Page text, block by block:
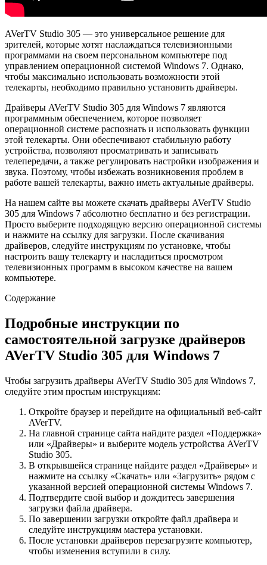
AVerTV Studio 305 — это универсальное решение для
зрителей, которые хотят наслаждаться телевизионными
программами на своем персональном компьютере под
управлением операционной системой Windows 7. Однако,
чтобы максимально использовать возможности этой
телекарты, необходимо правильно установить драйверы.
Драйверы AVerTV Studio 305 для Windows 7 являются
программным обеспечением, которое позволяет
операционной системе распознать и использовать функции
этой телекарты. Они обеспечивают стабильную работу
устройства, позволяют просматривать и записывать
телепередачи, а также регулировать настройки изображения и
звука. Поэтому, чтобы избежать возникновения проблем в
работе вашей телекарты, важно иметь актуальные драйверы.
На нашем сайте вы можете скачать драйверы AVerTV Studio
305 для Windows 7 абсолютно бесплатно и без регистрации.
Просто выберите подходящую версию операционной системы
и нажмите на ссылку для загрузки. После скачивания
драйверов, следуйте инструкциям по установке, чтобы
настроить вашу телекарту и насладиться просмотром
телевизионных программ в высоком качестве на вашем
компьютере.
Содержание
Подробные инструкции по
самостоятельной загрузке драйверов
AVerTV Studio 305 для Windows 7
Чтобы загрузить драйверы AVerTV Studio 305 для Windows 7,
следуйте этим простым инструкциям:
Откройте браузер и перейдите на официальный веб-сайт
AVerTV.
На главной странице сайта найдите раздел «Поддержка»
или «Драйверы» и выберите модель устройства AVerTV
Studio 305.
В открывшейся странице найдите раздел «Драйверы» и
нажмите на ссылку «Скачать» или «Загрузить» рядом с
указанной версией операционной системы Windows 7.
Подтвердите свой выбор и дождитесь завершения
загрузки файла драйвера.
По завершении загрузки откройте файл драйвера и
следуйте инструкциям мастера установки.
После установки драйверов перезагрузите компьютер,
чтобы изменения вступили в силу.